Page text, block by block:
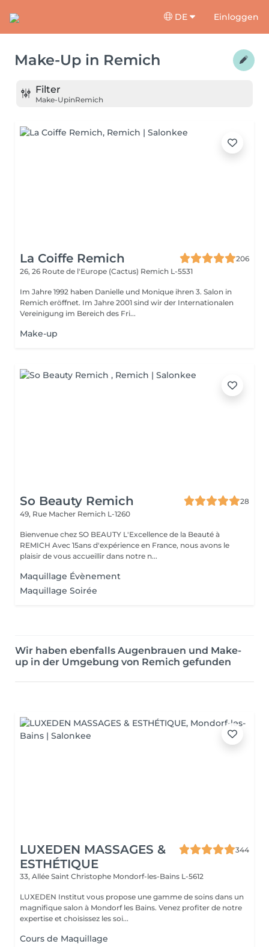
DE Einloggen
Make-Up in Remich
Filter
Make-UpinRemich
La Coiffe Remich
206
26, 26 Route de l'Europe (Cactus) Remich L-5531
Im Jahre 1992 haben Danielle und Monique ihren 3. Salon in
Remich eröffnet. Im Jahre 2001 sind wir der Internationalen
Vereinigung im Bereich des Fri...
Make-up
So Beauty Remich
28
49, Rue Macher Remich L-1260
Bienvenue chez SO BEAUTY L'Excellence de la Beauté à
REMICH Avec 15ans d'expérience en France, nous avons le
plaisir de vous accueillir dans notre n...
Maquillage Évènement
Maquillage Soirée
Wir haben ebenfalls Augenbrauen und Make-
up in der Umgebung von Remich gefunden
LUXEDEN MASSAGES &
ESTHÉTIQUE
344
33, Allée Saint Christophe Mondorf-les-Bains L-5612
LUXEDEN Institut vous propose une gamme de soins dans un
magnifique salon à Mondorf les Bains. Venez profiter de notre
expertise et choisissez les soi...
Cours de Maquillage